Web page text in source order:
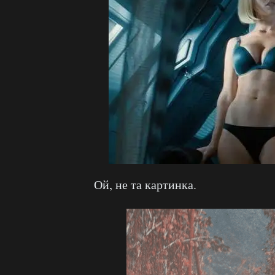
Ой, не та картинка.